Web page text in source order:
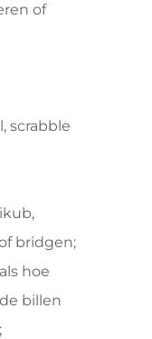
of
scrabble
bridgen;
hoe
billen